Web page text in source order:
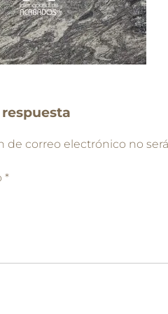
de correo electrónico no
*